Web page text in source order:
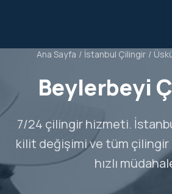
Ana Sayfa / İstanbul Çilingir /
Beylerbeyi
7/24 çilingir hizmeti.
kilit değişimi ve tüm çilingir
hızlı